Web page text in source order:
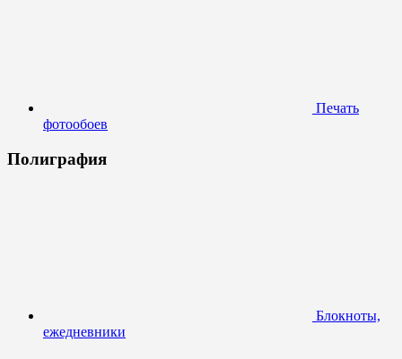
Печать
фотообоев
Полиграфия
Блокноты,
ежедневники